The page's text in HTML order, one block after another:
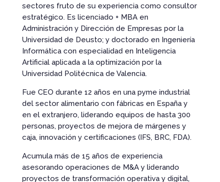
sectores fruto de su experiencia como consultor
estratégico. Es licenciado + MBA en
Administración y Dirección de Empresas por la
Universidad de Deusto; y doctorado en Ingeniería
Informática con especialidad en Inteligencia
Artificial aplicada a la optimización por la
Universidad Politécnica de Valencia.
Fue CEO durante 12 años en una pyme industrial
del sector alimentario con fábricas en España y
en el extranjero, liderando equipos de hasta 300
personas, proyectos de mejora de márgenes y
caja, innovación y certificaciones (IFS, BRC, FDA).
Acumula más de 15 años de experiencia
asesorando operaciones de M&A y liderando
proyectos de transformación operativa y digital,